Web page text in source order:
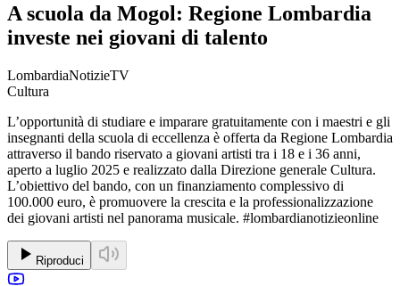
A scuola da Mogol: Regione Lombardia
investe nei giovani di talento
LombardiaNotizieTV
Cultura
L’opportunità di studiare e imparare gratuitamente con i maestri e gli
insegnanti della scuola di eccellenza è offerta da Regione Lombardia
attraverso il bando riservato a giovani artisti tra i 18 e i 36 anni,
aperto a luglio 2025 e realizzato dalla Direzione generale Cultura.
L’obiettivo del bando, con un finanziamento complessivo di
100.000 euro, è promuovere la crescita e la professionalizzazione
dei giovani artisti nel panorama musicale. #lombardianotizieonline
Riproduci